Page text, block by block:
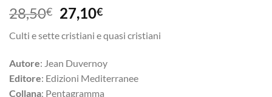
28,50€ Il
prezzo
originale
era:
28,50€.
27,10€Il
attuale
27,10€.
Culti e sette cristiani e quasi cristiani
Autore: Jean Duvernoy
Editore: Edizioni Mediterranee
Collana: Pentagramma